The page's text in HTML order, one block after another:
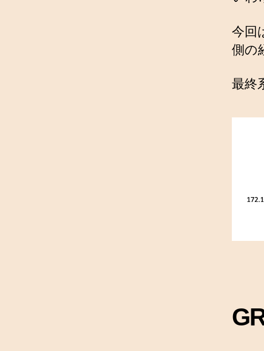
今回
側の
最終